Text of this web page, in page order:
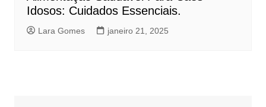
Idosos: Cuidados Essenciais.
Lara Gomes janeiro 21, 2025